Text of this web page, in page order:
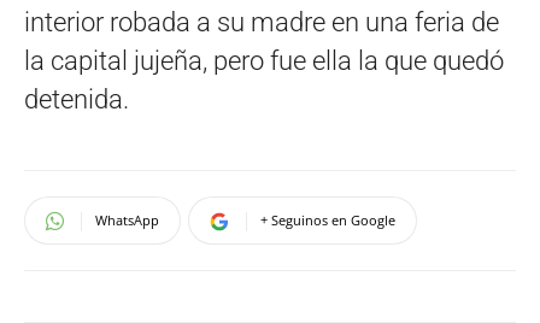
interior robada a su madre en una feria de
la capital jujeña, pero fue ella la que quedó
detenida.
WhatsApp + Seguinos en Google